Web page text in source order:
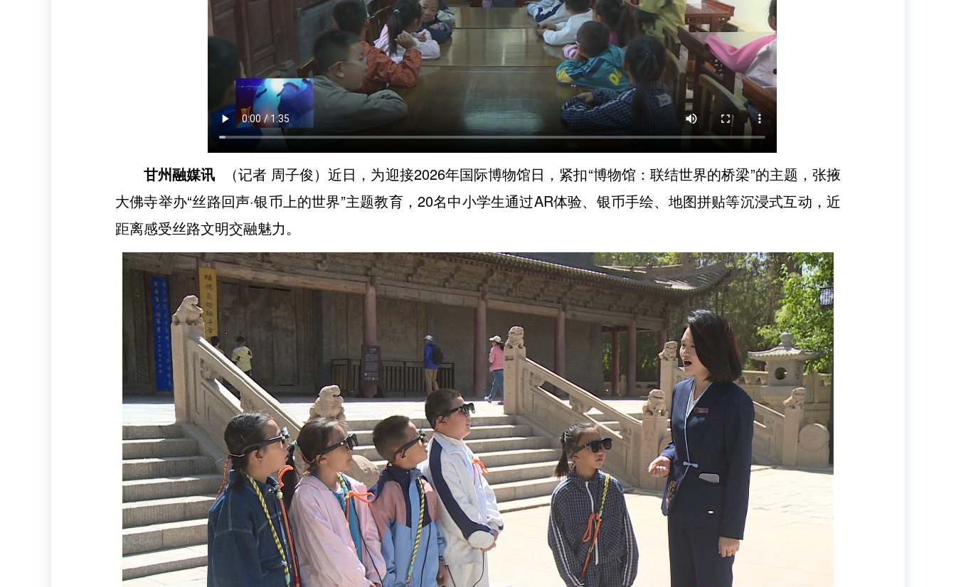
甘州融媒讯
（记者 周子俊）近日，为迎接2026年国际博物馆日，紧扣“博物馆：联结世界的桥梁”的主题，张掖
大佛寺举办“丝路回声·银币上的世界”主题教育，20名中小学生通过AR体验、银币手绘、地图拼贴等沉浸式互动，近
距离感受丝路文明交融魅力。